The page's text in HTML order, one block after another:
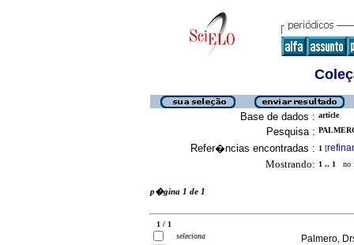
Base de dados : article
Pesquisa :
Refer�ncias encontradas : 1 [refinar
Mostrando: 1 .. 1 no
p�gina 1 de 1
1 / 1
seleciona
Palmero,